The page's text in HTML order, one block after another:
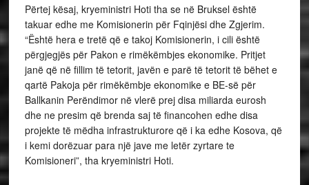
Përtej kësaj, kryeministri Hoti tha se në Bruksel është
takuar edhe me Komisionerin për Fqinjësi dhe Zgjerim.
“Është hera e tretë që e takoj Komisionerin, i cili është
përgjegjës për Pakon e rimëkëmbjes ekonomike. Pritjet
janë që në fillim të tetorit, javën e parë të tetorit të bëhet e
qartë Pakoja për rimëkëmbje ekonomike e BE-së për
Ballkanin Perëndimor në vlerë prej disa miliarda eurosh
dhe ne presim që brenda saj të financohen edhe disa
projekte të mëdha infrastrukturore që i ka edhe Kosova, që
i kemi dorëzuar para një jave me letër zyrtare te
Komisioneri”, tha kryeministri Hoti.